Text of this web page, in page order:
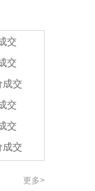
交
交
成交
交
交
成交
更多>